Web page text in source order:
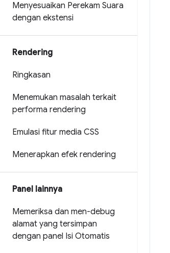
Menyesuaikan Perekam Suara
dengan ekstensi
Rendering
Ringkasan
Menemukan masalah terkait
performa rendering
Emulasi fitur media CSS
Menerapkan efek rendering
Panel lainnya
Memeriksa dan men-debug
alamat yang tersimpan
dengan panel Isi Otomatis